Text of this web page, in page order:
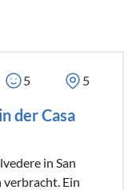
5 5
der Casa
in San
Ein